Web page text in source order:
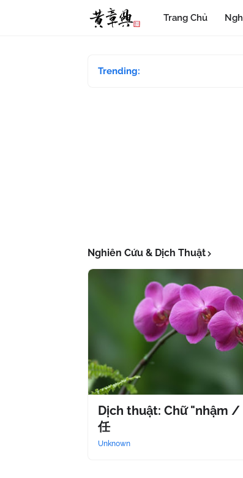
Trang Chủ
Trending:
Nghiên Cứu & Dịch Thuật
Dịch thuật: Chữ "nhậm /
任
Unknown